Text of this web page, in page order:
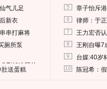
气儿足
新衣
串打麻将
厕所泵
删掉这照片
送蛋糕
5 章子怡斥
6 律师：于
7 王力宏否
8 王刚自曝7
9 台媒:40岁
10 陈冠希：